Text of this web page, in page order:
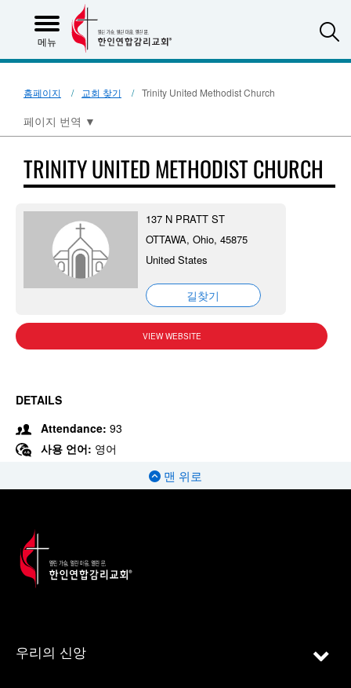
메뉴
홈페이지 교회 찾기 Trinity United Methodist Church
페이지 번역 ▼
TRINITY UNITED METHODIST CHURCH
137 N PRATT ST
OTTAWA, Ohio, 45875
United States
길찾기
VIEW WEBSITE
DETAILS
Attendance: 93
사용 언어: 영어
맨 위로
우리의 신앙